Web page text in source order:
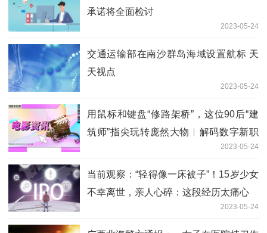
承诺将全面检讨
2023-05-24
交通运输部在南沙群岛海域设置航标 天
天视点
2023-05-24
用鼠标和键盘“修路架桥”，这位90后“建
筑师”指尖玩转庞然大物︱解码数字新职
2023-05-24
当前观察：“轻得像一床被子”！15岁少女
不幸离世，亲人心碎：这段经历太痛心
2023-05-24